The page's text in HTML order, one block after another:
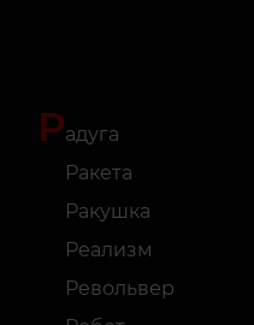
Радуга
Ракета
Ракушка
Реализм
Револьвер